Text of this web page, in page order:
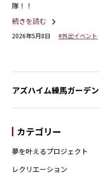
隊！！
続きを読む
2026年5月8日 #外出イベント
アズハイム練馬ガーデン
カテゴリー
夢を叶えるプロジェクト
レクリエーション